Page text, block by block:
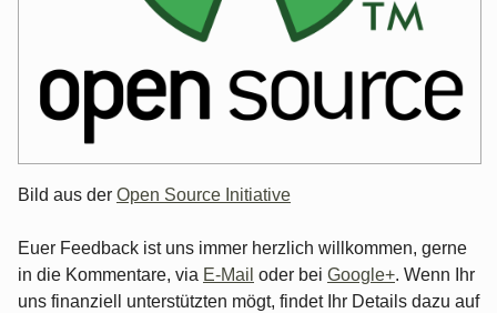
Bild aus der Open Source Initiative
Euer Feedback ist uns immer herzlich willkommen, gerne
in die Kommentare, via E-Mail oder bei Google+. Wenn Ihr
uns finanziell unterstützten mögt, findet Ihr Details dazu auf